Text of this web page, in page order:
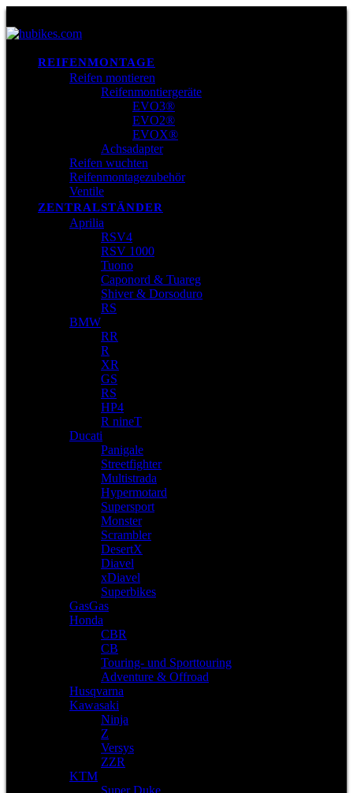
REIFENMONTAGE
Reifen montieren
Reifenmontiergeräte
EVO3®
EVO2®
EVOX®
Achsadapter
Reifen wuchten
Reifenmontagezubehör
Ventile
ZENTRALSTÄNDER
Aprilia
RSV4
RSV 1000
Tuono
Caponord & Tuareg
Shiver & Dorsoduro
RS
BMW
RR
R
XR
GS
RS
HP4
R nineT
Ducati
Panigale
Streetfighter
Multistrada
Hypermotard
Supersport
Monster
Scrambler
DesertX
Diavel
xDiavel
Superbikes
GasGas
Honda
CBR
CB
Touring- und Sporttouring
Adventure & Offroad
Husqvarna
Kawasaki
Ninja
Z
Versys
ZZR
KTM
Super Duke